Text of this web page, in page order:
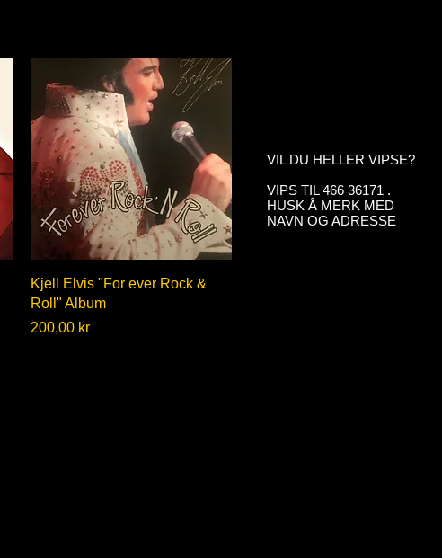
Hurtigvisning
Kjell Elvis "For ever Rock &
Roll" Album
Pris
200,00 kr
VIL DU HELLER VIPSE?
VIPS TIL 466 36171 .
HUSK Å MERK MED
NAVN OG ADRESSE